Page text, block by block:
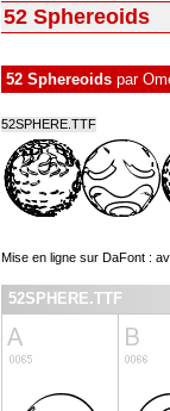
52 Sphereoids
52 Sphereoids par
52SPHERE.TTF
Mise en ligne sur DaFont :
52SPHERE.TTF